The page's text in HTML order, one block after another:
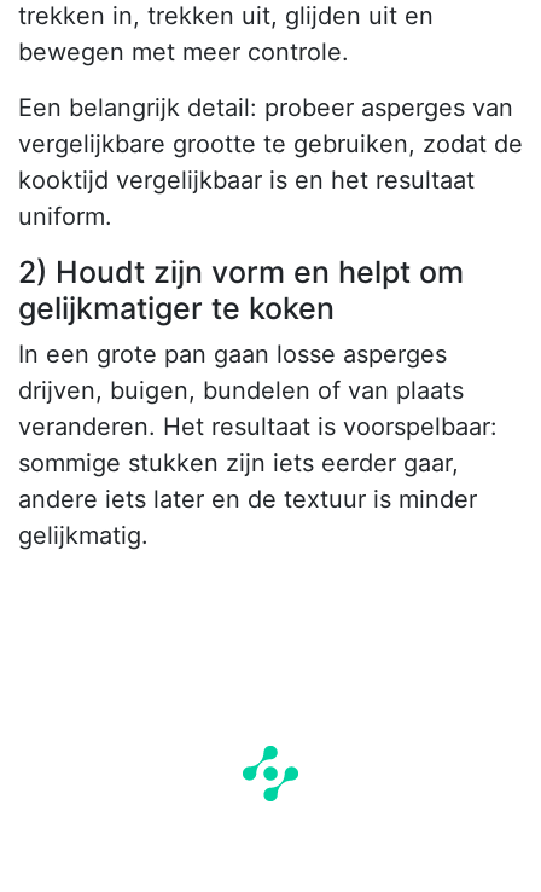
trekken in, trekken uit, glijden uit en
bewegen met meer controle.
Een belangrijk detail: probeer asperges van
vergelijkbare grootte te gebruiken, zodat de
kooktijd vergelijkbaar is en het resultaat
uniform.
2) Houdt zijn vorm en helpt om
gelijkmatiger te koken
In een grote pan gaan losse asperges
drijven, buigen, bundelen of van plaats
veranderen. Het resultaat is voorspelbaar:
sommige stukken zijn iets eerder gaar,
andere iets later en de textuur is minder
gelijkmatig.